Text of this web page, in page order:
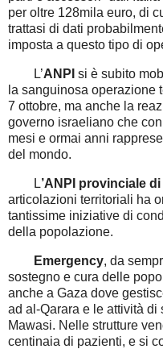
per oltre 128mila euro, di
trattasi di dati
imposta a questo tipo di
L’ANPI si è subito
la sanguinosa operazione
7 ottobre, ma anche la
governo israeliano che
mesi e ormai anni
del mondo.
L’ANPI provinciale
articolazioni territoriali ha
tantissime iniziative di
della popolazione.
Emergency, da
sostegno e cura delle
anche a Gaza dove
ad al-Qarara e le attività di
Mawasi. Nelle strutture
centinaia di pazienti, e si